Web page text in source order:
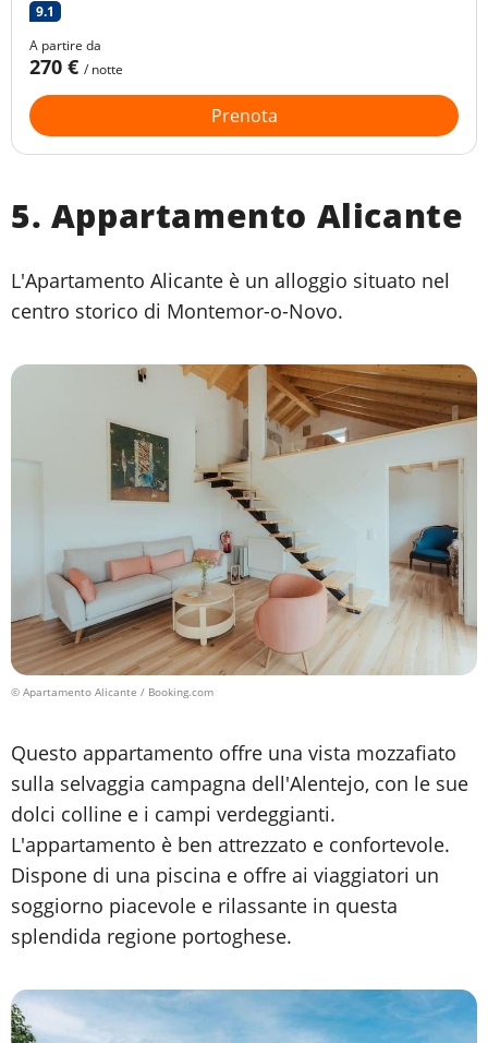
9.1
A partire da
270 € / notte
Prenota
5. Appartamento Alicante
L'Apartamento Alicante è un alloggio situato nel
centro storico di Montemor-o-Novo.
© Apartamento Alicante / Booking.com
Questo appartamento offre una vista mozzafiato
sulla selvaggia campagna dell'Alentejo, con le sue
dolci colline e i campi verdeggianti.
L'appartamento è ben attrezzato e confortevole.
Dispone di una piscina e offre ai viaggiatori un
soggiorno piacevole e rilassante in questa
splendida regione portoghese.